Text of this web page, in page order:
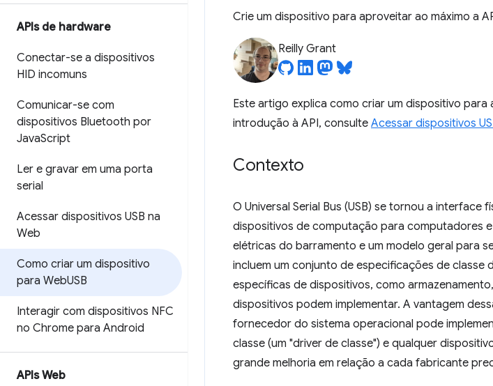
APIs de hardware
Conectar-se a dispositivos
HID incomuns
Comunicar-se com
dispositivos Bluetooth por
JavaScript
Ler e gravar em uma porta
serial
Acessar dispositivos USB na
Web
Como criar um dispositivo
para WebUSB
Interagir com dispositivos NFC
no Chrome para Android
APIs Web
Crie um dispositivo para aproveitar ao máximo a
Reilly Grant
Este artigo explica como criar um dispositivo para
introdução à API, consulte Acessar dispositivos
Contexto
O Universal Serial Bus (USB) se tornou a
dispositivos de computação para computadores
elétricas do barramento e um modelo geral para
incluem um conjunto de especificações de classe
específicas de dispositivos, como
dispositivos podem implementar. A vantagem
fornecedor do sistema operacional pode
classe (um "driver de classe") e qualquer
grande melhoria em relação a cada fabricante